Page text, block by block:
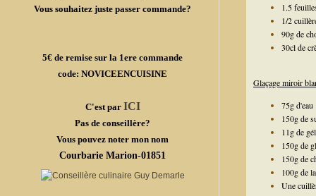
Vous souhaitez juste passer commande?
5€ de remise sur la 1ere commande
code: NOVICEENCUISINE
C'est par ICI
Pas de conseillère?
Vous pouvez noter mon nom
Courbarie Marion-01851
1.5
1/2
90g de
30cl de
Glaçage miroir
75g d'eau
150g de
11g de
150g de
150g de
100g de
Une